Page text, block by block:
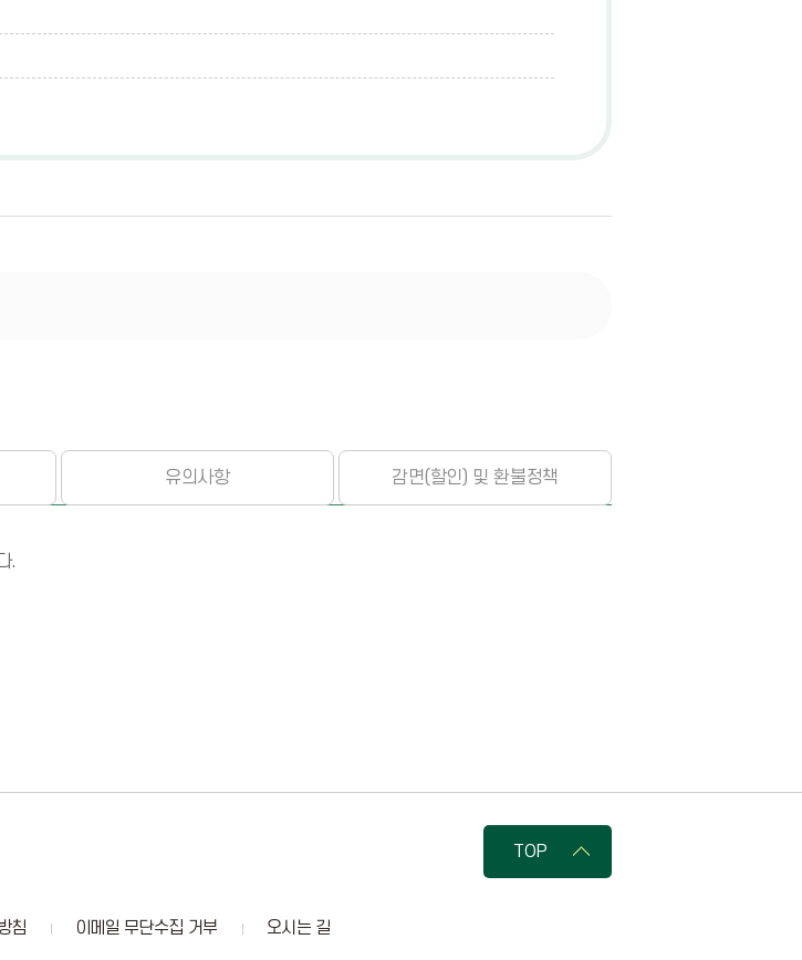
유의사항 감면(할인) 및 환불정책
.
TOP
침 이메일 무단수집 거부 오시는 길